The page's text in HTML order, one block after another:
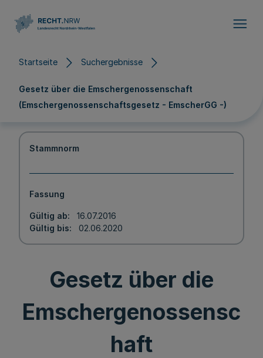
Startseite Suchergebnisse
Gesetz über die Emschergenossenschaft
(Emschergenossenschaftsgesetz - EmscherGG -)
Stammnorm
Fassung
Gültig ab
16.07.2016
Gültig bis
02.06.2020
Gesetz über die
Emschergenossensc
haft